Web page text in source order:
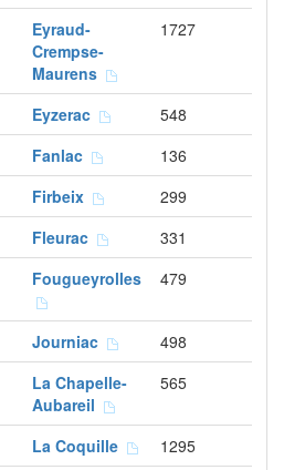
Eyraud-
Crempse-
Maurens
1727
Eyzerac
548
Fanlac
136
Firbeix
299
Fleurac
331
Fougueyrolles 479
Journiac
498
La Chapelle-
Aubareil
565
La Coquille
1295